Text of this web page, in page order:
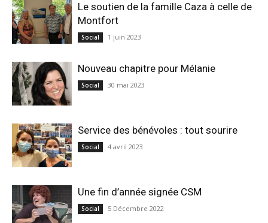
Le soutien de la famille Caza à celle de
Montfort
Social 1 juin 2023
Nouveau chapitre pour Mélanie
Social 30 mai 2023
Service des bénévoles : tout sourire
Social 4 avril 2023
Une fin d’année signée CSM
Social 5 Décembre 2022